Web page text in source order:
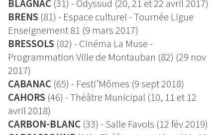
BLAGNAC (31) - Odyssud (20, 21 et 22 avril 2017)
BRENS (81) - Espace culturel - Tournée Ligue
Enseignement 81 (9 mars 2017)
BRESSOLS (82) - Cinéma La Muse -
Programmation Ville de Montauban (82) (29 nov
2017)
CABANAC (65) - Festi’Mômes (9 sept 2018)
CAHORS (46) - Théâtre Municipal (10, 11 et 12
avril 2018)
CARBON-BLANC (33) - Salle Favols (12 fév 2019)